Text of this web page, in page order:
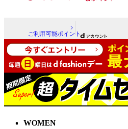
ご利用可能ポイント
WOMEN